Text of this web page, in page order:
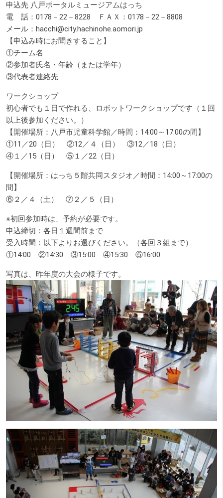
申込先 八戸ポータルミュージアムはっち
電 話：0178－22－8228 ＦＡＸ：0178－22－8808
メール：hacchi@city.hachinohe.aomori.jp
【申込み時にお聞きすること】
①チーム名
②参加者氏名・年齢（または学年）
③代表者連絡先
ワークショップ
初心者でも１日で作れる、ロボットワークショップです（１回
以上後参加ください。）
【開催場所：八戸市児童科学館／時間：14:00～17:00の間】
①11／20（日） ②12／４（日） ③12／18（日）
④１／15（日） ⑤１／22（日）
【開催場所：はっち５階共同スタジオ／時間：14:00～17:00の
間】
⑥２／４（土） ⑦２／５（日）
※初回参加時は、予約が必要です。
申込締切：各日１週間前まで
受入時間：以下よりお選びください。（各回３組まで）
①14:00 ②14:30 ③15:00 ④15:30 ⑤16:00
写真は、昨年度の大会の様子です。